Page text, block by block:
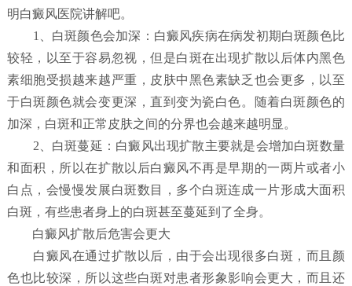
明白癜风医院讲解吧。
1、白斑颜色会加深：白癜风疾病在病发初期白斑颜色比
较轻，以至于容易忽视，但是白斑在出现扩散以后体内黑色
素细胞受损越来越严重，皮肤中黑色素缺乏也会更多，以至
于白斑颜色就会变更深，直到变为瓷白色。随着白斑颜色的
加深，白斑和正常皮肤之间的分界也会越来越明显。
2、白斑蔓延：白癜风出现扩散主要就是会增加白斑数量
和面积，所以在扩散以后白癜风不再是早期的一两片或者小
白点，会慢慢发展白斑数目，多个白斑连成一片形成大面积
白斑，有些患者身上的白斑甚至蔓延到了全身。
白癜风扩散后危害会更大
白癜风在通过扩散以后，由于会出现很多白斑，而且颜
色也比较深，所以这些白斑对患者形象影响会更大，而且还